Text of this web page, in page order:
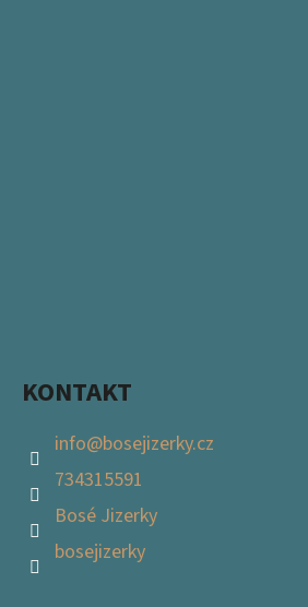
KONTAKT
info@bosejizerky.cz
734315591
Bosé Jizerky
bosejizerky